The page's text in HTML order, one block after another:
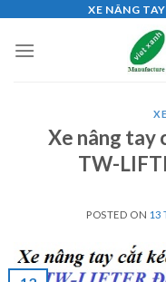
content
XE NÂNG
Xe nâng tay
TW-
POSTED ON 13